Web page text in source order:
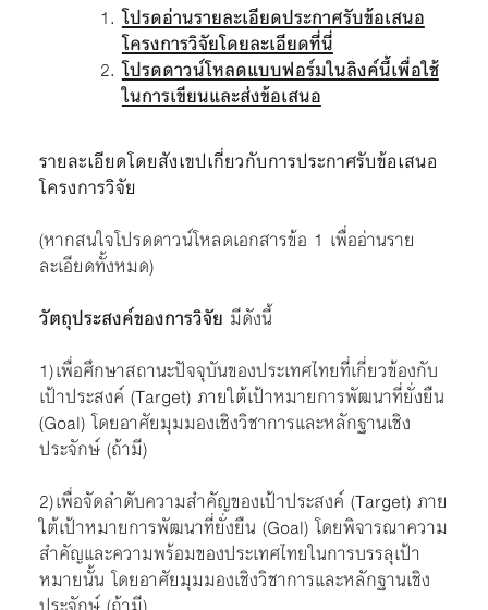
โปรดอ่านรายละเอียดประกาศรับข้อเสนอ
โครงการวิจัยโดยละเอียดที่นี่
โปรดดาวน์โหลดแบบฟอร์มในลิงค์นี้เพื่อใช้
ในการเขียนและส่งข้อเสนอ
รายละเอียดโดยสังเขปเกี่ยวกับการประกาศรับข้อเสนอ
โครงการวิจัย
(หากสนใจโปรดดาวน์โหลดเอกสารข้อ 1 เพื่ออ่านราย
ละเอียดทั้งหมด)
วัตถุประสงค์ของการวิจัย มีดังนี้
1)เพื่อศึกษาสถานะปัจจุบันของประเทศไทยที่เกี่ยวข้องกับ
เป้าประสงค์ (Target) ภายใต้เป้าหมายการพัฒนาที่ยั่งยืน
(Goal) โดยอาศัยมุมมองเชิงวิชาการและหลักฐานเชิง
ประจักษ์ (ถ้ามี)
2)เพื่อจัดลำดับความสำคัญของเป้าประสงค์ (Target) ภาย
ใต้เป้าหมายการพัฒนาที่ยั่งยืน (Goal) โดยพิจารณาความ
สำคัญและความพร้อมของประเทศไทยในการบรรลุเป้า
หมายนั้น โดยอาศัยมุมมองเชิงวิชาการและหลักฐานเชิง